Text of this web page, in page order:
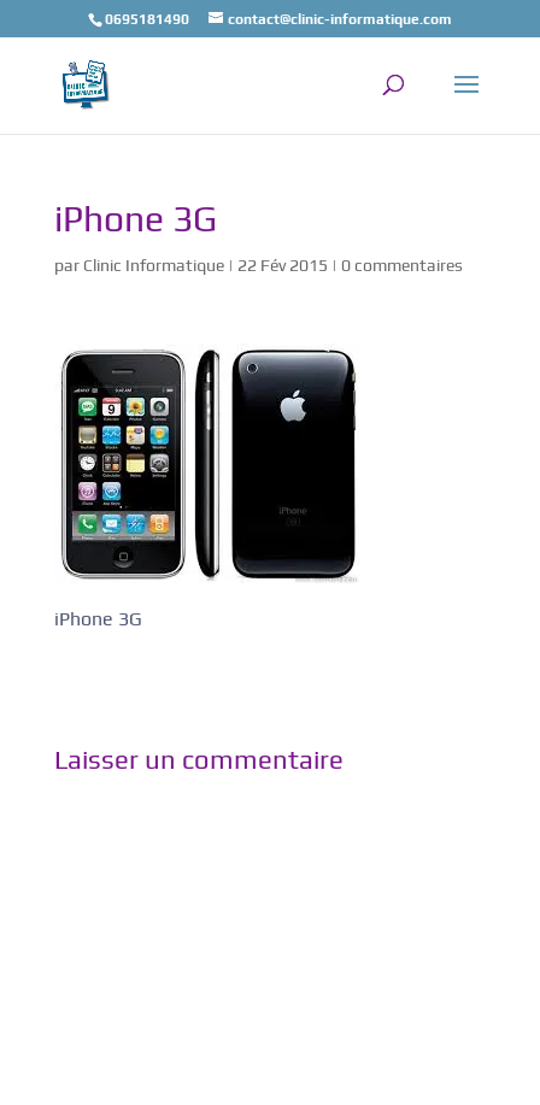
0695181490 contact@clinic-informatique.com
iPhone 3G
par Clinic Informatique| 22 Fév 2015 | 0 commentaires
iPhone 3G
Laisser un commentaire